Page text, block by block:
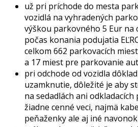
už pri príchode do mesta
vozidlá na vyhradených
výškou parkovného 5 Eur na
počas konania podujatia
celkom 662 parkovacích
a 17 miest pre parkovanie
pri odchode od vozidla
uzamknutie, dôležité je aby
na sedadlách ani odkladacích
žiadne cenné veci, najmä
peňaženky ale aj iné